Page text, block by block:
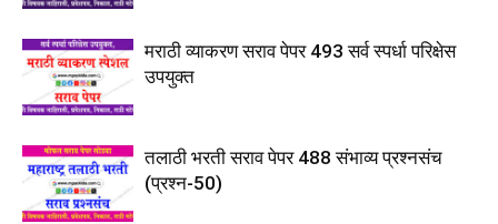
मराठी व्याकरण सराव पेपर 493 सर्व स्पर्धा परिक्षेस
उपयुक्त
तलाठी भरती सराव पेपर 488 संभाव्य प्रश्नसंच
(प्रश्न-50)